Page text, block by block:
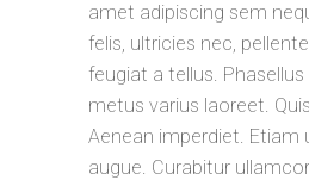
amet adipiscing sem
felis, ultricies nec,
feugiat a tellus.
metus varius laoreet.
Aenean imperdiet. Etiam
augue. Curabitur